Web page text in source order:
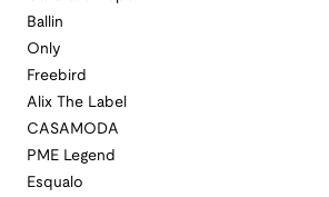
Ballin
Only
Freebird
Alix The Label
CASAMODA
PME Legend
Esqualo